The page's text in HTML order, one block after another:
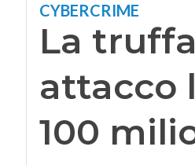
CYBERCRIME
La
attacco
100